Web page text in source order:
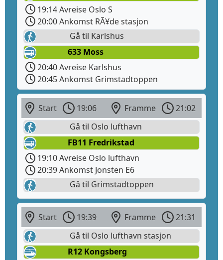
19:14 Avreise Oslo S
20:00 Ankomst RÃ¥de stasjon
Gå til Karlshus
633 Moss
20:40 Avreise Karlshus
20:45 Ankomst Grimstadtoppen
Start 19:06 Framme
21:02
Gå til Oslo lufthavn
FB11 Fredrikstad
19:10 Avreise Oslo lufthavn
20:39 Ankomst Jonsten E6
Gå til Grimstadtoppen
Start 19:39 Framme
21:31
Gå til Oslo lufthavn stasjon
R12 Kongsberg